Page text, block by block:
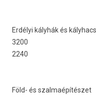
Erdélyi kályhák és
3200
2240
Föld- és szal­maépítés­zet